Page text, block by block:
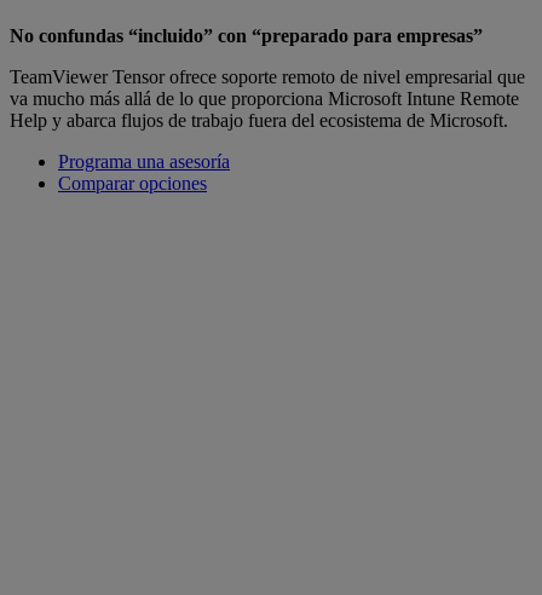
No confundas “incluido” con “preparado para empresas”
TeamViewer Tensor ofrece soporte remoto de nivel empresarial que
va mucho más allá de lo que proporciona Microsoft Intune Remote
Help y abarca flujos de trabajo fuera del ecosistema de Microsoft.
Programa una asesoría
Comparar opciones